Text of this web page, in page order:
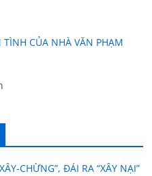
TÌNH CỦA NHÀ VĂN PHẠM
CHỪNG”, ĐÁI RA “XÂY NẠI”